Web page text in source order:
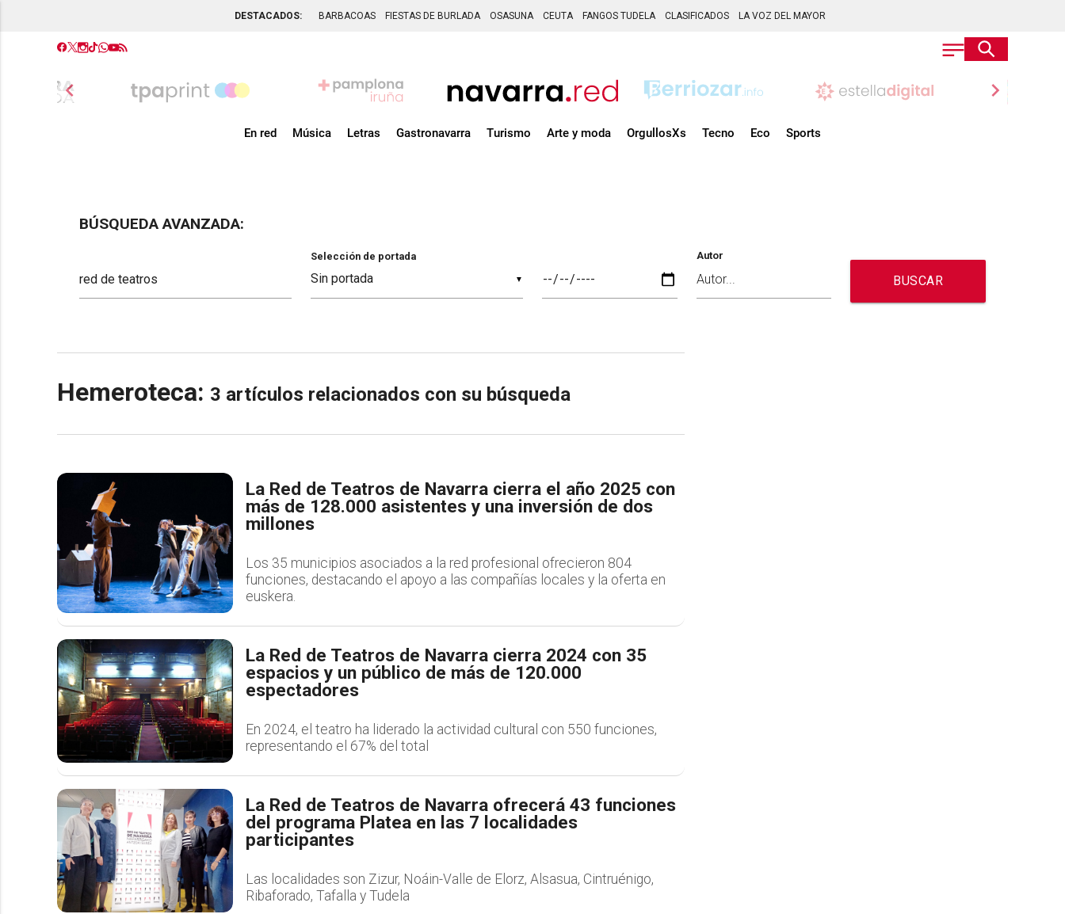
DESTACADOS: BARBACOAS FIESTAS DE BURLADA OSASUNA CEUTA FANGOS TUDELA CLASIFICADOS LA VOZ DEL MAYOR
chevron_left chevron_right
En red Música Letras Gastronavarra Turismo Arte y moda OrgullosXs Tecno Eco Sports
BÚSQUEDA AVANZADA:
▼
Selección de portada Autor
BUSCAR
Hemeroteca: 3 artículos relacionados con su búsqueda
La Red de Teatros de Navarra cierra el año 2025 con
más de 128.000 asistentes y una inversión de dos
millones
Los 35 municipios asociados a la red profesional ofrecieron 804
funciones, destacando el apoyo a las compañías locales y la oferta en
euskera.
La Red de Teatros de Navarra cierra 2024 con 35
espacios y un público de más de 120.000
espectadores
En 2024, el teatro ha liderado la actividad cultural con 550 funciones,
representando el 67% del total
La Red de Teatros de Navarra ofrecerá 43 funciones
del programa Platea en las 7 localidades
participantes
Las localidades son Zizur, Noáin-Valle de Elorz, Alsasua, Cintruénigo,
Ribaforado, Tafalla y Tudela